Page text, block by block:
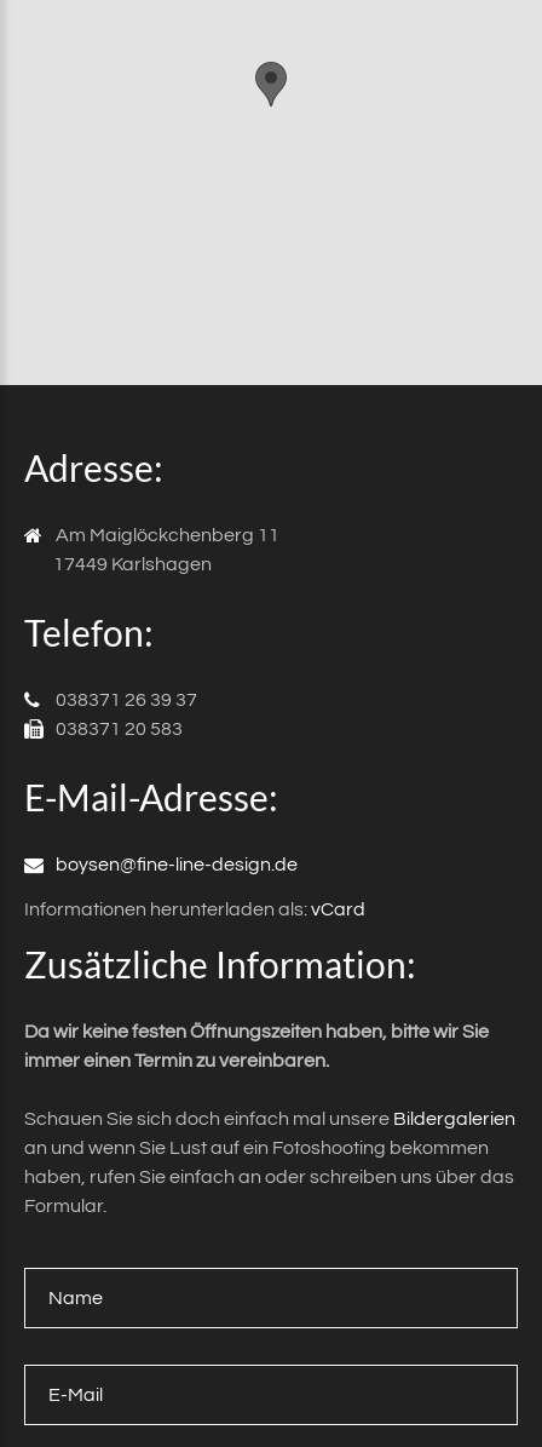
Adresse:
Am Maiglöckchenberg 11
17449 Karlshagen
Telefon:
038371 26 39 37
038371 20 583
E-Mail-Adresse:
boysen@fine-line-design.de
Informationen herunterladen als:vCard
Zusätzliche Information:
Da wir keine festen Öffnungszeiten haben, bitte wir Sie
immer einen Termin zu vereinbaren.
Schauen Sie sich doch einfach mal unsere Bildergalerien
an und wenn Sie Lust auf ein Fotoshooting bekommen
haben, rufen Sie einfach an oder schreiben uns über das
Formular.